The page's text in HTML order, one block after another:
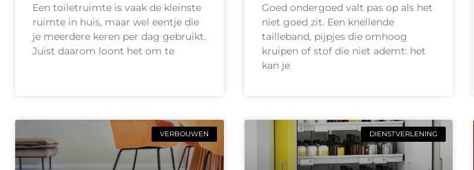
Een toiletruimte is vaak de kleinste
ruimte in huis, maar wel eentje die
je meerdere keren per dag gebruikt.
Juist daarom loont het om te
Goed ondergoed valt pas op als het
niet goed zit. Een knellende
tailleband, pijpjes die omhoog
kruipen of stof die niet ademt: het
kan je
VERBOUWEN DIENSTVERLENING